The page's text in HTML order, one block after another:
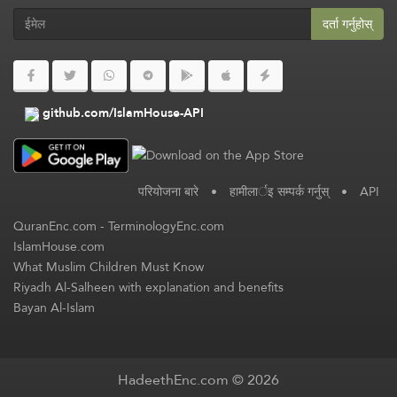
दर्ता गर्नुहोस्
github.com/IslamHouse-API
परियोजना बारे • हामीलार्इ सम्पर्क गर्नुस् • API
QuranEnc.com-TerminologyEnc.com
IslamHouse.com
What Muslim Children Must Know
Riyadh Al-Salheen with explanation and benefits
Bayan Al-Islam
HadeethEnc.com © 2026